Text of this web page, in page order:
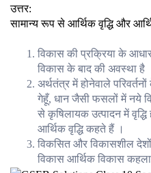
उत्तर:
सामान्य रूप से आर्थिक वृद्धि और
विकास की प्रक्रिया के
विकास के बाद की अवस्था है
अर्थतंत्र में होनेवाले
गेहूँ, धान जैसी फसलों में नये
से कृषिलायक उत्पादन में वृद्धि
आर्थिक वृद्धि कहते हैं ।
विकसित और विकासशील
विकास आर्थिक विकास